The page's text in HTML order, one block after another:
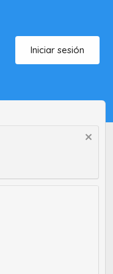
Iniciar sesión